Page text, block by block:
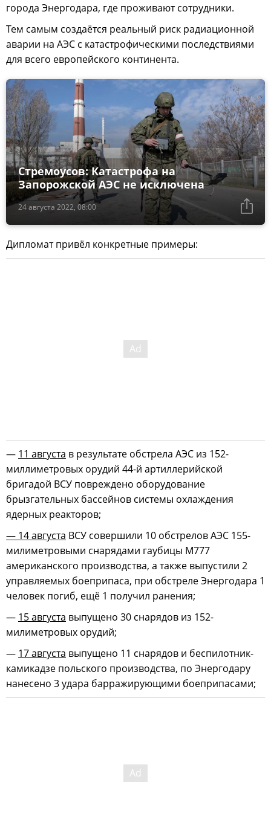
города Энергодара, где проживают сотрудники.
Тем самым создаётся реальный риск радиационной
аварии на АЭС с катастрофическими последствиями
для всего европейского континента.
24 августа 2022, 08:00
Стремоусов: Катастрофа на
Запорожской АЭС не исключена
Дипломат привёл конкретные примеры:
— 11 августа в результате обстрела АЭС из 152-
миллиметровых орудий 44-й артиллерийской
бригадой ВСУ повреждено оборудование
брызгательных бассейнов системы охлаждения
ядерных реакторов;
— 14 августа ВСУ совершили 10 обстрелов АЭС 155-
милиметровыми снарядами гаубицы М777
американского производства, а также выпустили 2
управляемых боеприпаса, при обстреле Энергодара 1
человек погиб, ещё 1 получил ранения;
— 15 августа выпущено 30 снарядов из 152-
милиметровых орудий;
— 17 августа выпущено 11 снарядов и беспилотник-
камикадзе польского производства, по Энергодару
нанесено 3 удара барражирующими боеприпасами;